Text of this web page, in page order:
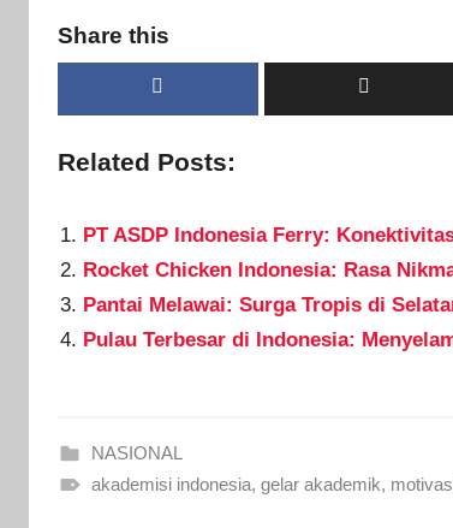
Share this
Related Posts:
PT ASDP Indonesia Ferry:
Rocket Chicken Indonesia: Rasa
Pantai Melawai: Surga Tropis di
Pulau Terbesar di Indonesia:
NASIONAL
akademisi indonesia, gelar akademik,